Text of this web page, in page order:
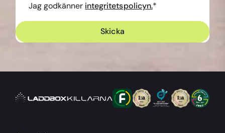
Jag godkänner integritetspolicyn.*